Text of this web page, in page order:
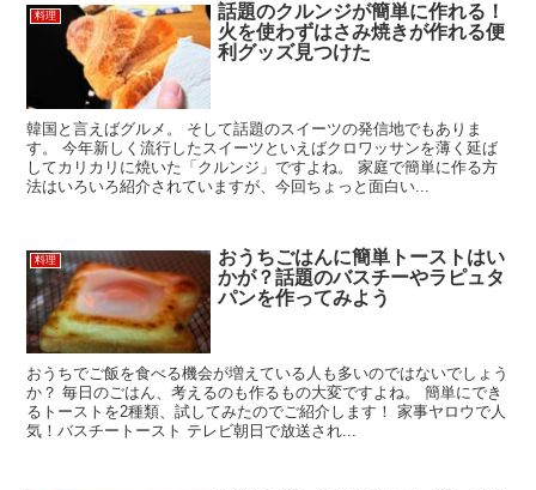
料理
話題のクルンジが簡単に作れる！
火を使わずはさみ焼きが作れる便
利グッズ見つけた
韓国と言えばグルメ。 そして話題のスイーツの発信地でもありま
す。 今年新しく流行したスイーツといえばクロワッサンを薄く延ば
してカリカリに焼いた「クルンジ」ですよね。 家庭で簡単に作る方
法はいろいろ紹介されていますが、今回ちょっと面白い...
料理
おうちごはんに簡単トーストはい
かが？話題のバスチーやラピュタ
パンを作ってみよう
おうちでご飯を食べる機会が増えている人も多いのではないでしょう
か？ 毎日のごはん、考えるのも作るもの大変ですよね。 簡単にでき
るトーストを2種類、試してみたのでご紹介します！ 家事ヤロウで人
気！バスチートースト テレビ朝日で放送され...